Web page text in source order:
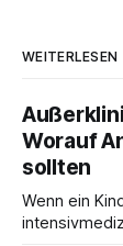
WEITERLESEN
Worauf
sollten
Wenn ein